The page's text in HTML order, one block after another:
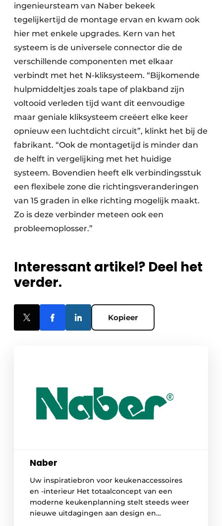
ingenieursteam van Naber bekeek
tegelijkertijd de montage ervan en kwam ook
hier met enkele upgrades. Kern van het
systeem is de universele connector die de
verschillende componenten met elkaar
verbindt met het N-kliksysteem. “Bijkomende
hulpmiddeltjes zoals tape of plakband zijn
voltooid verleden tijd want dit eenvoudige
maar geniale kliksysteem creëert elke keer
opnieuw een luchtdicht circuit”, klinkt het bij de
fabrikant. “Ook de montagetijd is minder dan
de helft in vergelijking met het huidige
systeem. Bovendien heeft elk verbindingsstuk
een flexibele zone die richtingsveranderingen
van 15 graden in elke richting mogelijk maakt.
Zo is deze verbinder meteen ook een
probleemoplosser.”
Interessant artikel? Deel het
verder.
Kopieer
Naber
Uw inspiratiebron voor keukenaccessoires
en -interieur Het totaalconcept van een
moderne keukenplanning stelt steeds weer
nieuwe uitdagingen aan design en